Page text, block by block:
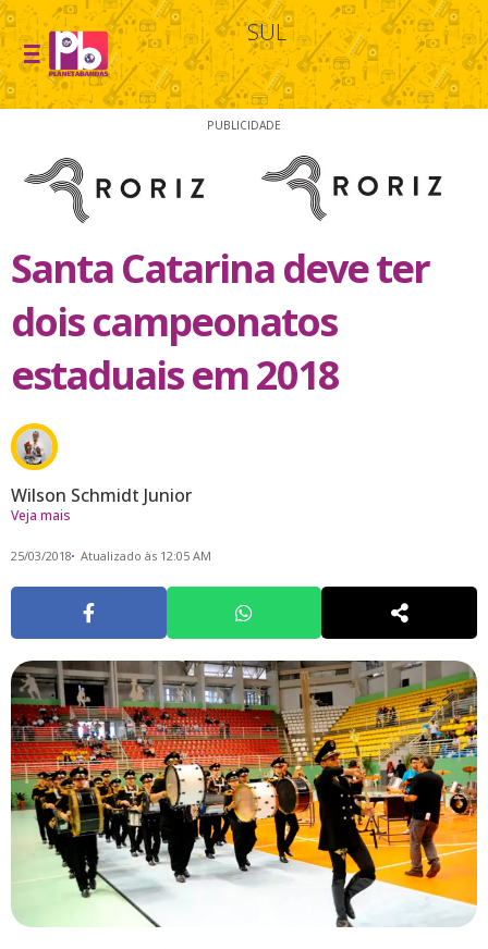
SUL
PUBLICIDADE
Santa Catarina deve ter
dois campeonatos
estaduais em 2018
Wilson Schmidt Junior
Veja mais
25/03/2018 Atualizado às 12:05 AM